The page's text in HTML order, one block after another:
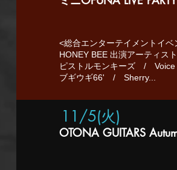
<総合エンターテイメントイベ
HONEY BEE 出演アーティスト
ピストルモンキーズ /
​ブギウギ66' / Sherry...
11/5(火)
OTONA GUITARS